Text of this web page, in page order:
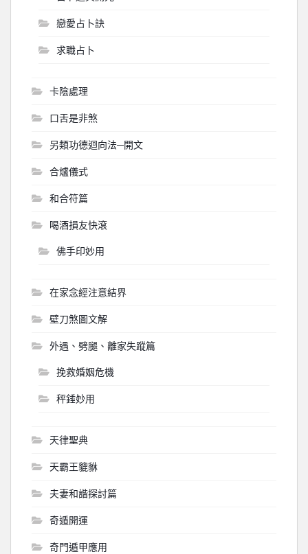
戀愛占卜訣
求職占卜
卡陰處理
口舌是非煞
另類功德迴向法─開文
合爐儀式
和合符篇
喝酒損友快滾
佛手印妙用
在家念經注意結界
壁刀煞圖文解
外遇、劈腿、離家失蹤篇
挽救婚姻危機
秤錘妙用
天律聖典
天霸王貔貅
夫妻和諧探討篇
奇遁開運
奇門遁甲應用